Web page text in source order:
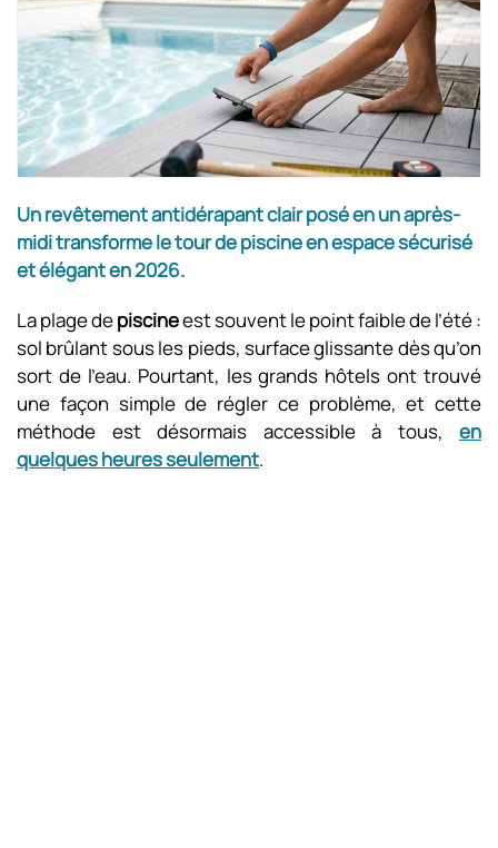
Un revêtement antidérapant clair posé en un après-
midi transforme le tour de piscine en espace sécurisé
et élégant en 2026.
La plage depiscineest souvent le point faible de l’été :
sol brûlant sous les pieds, surface glissante dès qu’on
sort de l’eau. Pourtant, les grands hôtels ont trouvé
une façon simple de régler ce problème, et cette
méthode est désormais accessible à tous, en
quelques heures seulement.